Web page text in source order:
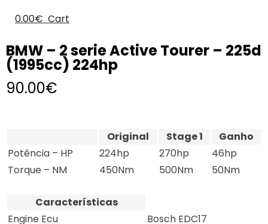
0.00€ Cart
BMW – 2 serie Active Tourer – 225d
(1995cc) 224hp
90.00€
Original Stage 1
Ganho
Potência – HP
224hp 270hp
46hp
Torque – NM
450Nm 500Nm 50Nm
Características
Engine Ecu
Bosch EDC17